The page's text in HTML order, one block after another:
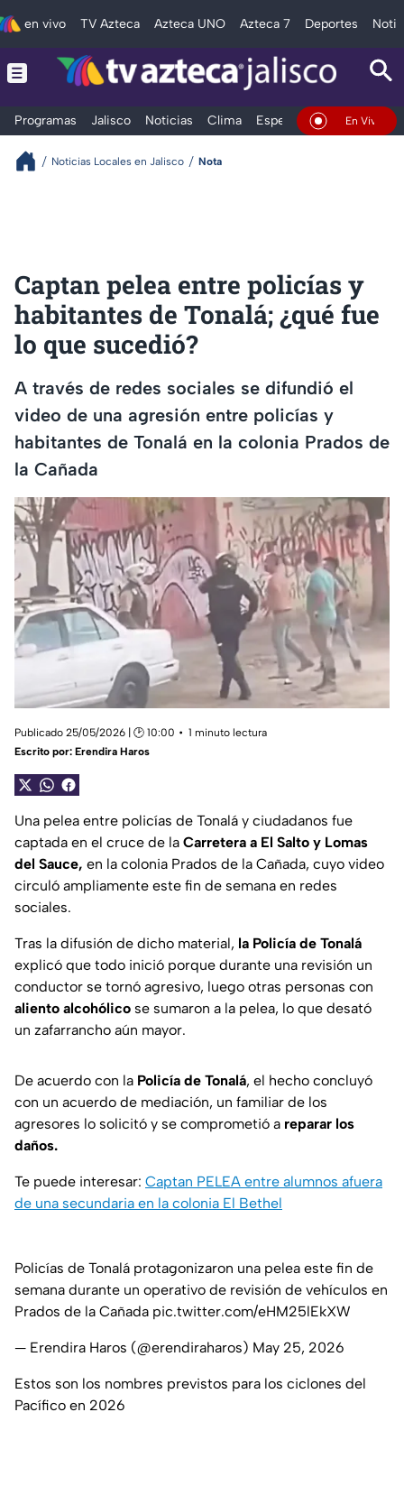
en vivo TV Azteca Azteca UNO Azteca 7 Deportes
Programas Jalisco Noticias Clima Espectáculos Deportes
En Vivo
Noticias Locales en Jalisco Nota
Captan pelea entre policías y
habitantes de Tonalá; ¿qué fue
lo que sucedió?
A través de redes sociales se difundió el
video de una agresión entre policías y
habitantes de Tonalá en la colonia Prados de
la Cañada
Publicado 25/05/2026 | 🕑 10:00
1 minuto lectura
Escrito por: Erendira Haros
Una pelea entre policías de Tonalá y ciudadanos fue
captada en el cruce de la Carretera a El Salto y Lomas
del Sauce, en la colonia Prados de la Cañada, cuyo video
circuló ampliamente este fin de semana en redes
sociales.
Tras la difusión de dicho material, la Policía de Tonalá
explicó que todo inició porque durante una revisión un
conductor se tornó agresivo, luego otras personas con
aliento alcohólico se sumaron a la pelea, lo que desató
un zafarrancho aún mayor.
De acuerdo con la Policía de Tonalá, el hecho concluyó
con un acuerdo de mediación, un familiar de los
agresores lo solicitó y se comprometió a reparar los
daños.
Te puede interesar: Captan PELEA entre alumnos afuera
de una secundaria en la colonia El Bethel
Policías de Tonalá protagonizaron una pelea este fin de
semana durante un operativo de revisión de vehículos en
Prados de la Cañada pic.twitter.com/eHM25lEkXW
— Erendira Haros (@erendiraharos) May 25, 2026
Estos son los nombres previstos para los ciclones del
Pacífico en 2026